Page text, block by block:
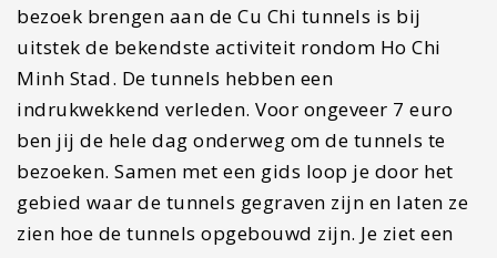
bezoek brengen aan de Cu Chi tunnels is bij
uitstek de bekendste activiteit rondom Ho Chi
Minh Stad. De tunnels hebben een
indrukwekkend verleden. Voor ongeveer 7 euro
ben jij de hele dag onderweg om de tunnels te
bezoeken. Samen met een gids loop je door het
gebied waar de tunnels gegraven zijn en laten ze
zien hoe de tunnels opgebouwd zijn. Je ziet een